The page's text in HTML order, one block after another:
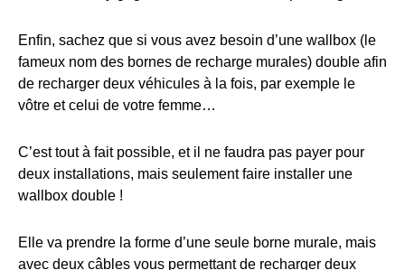
Enfin, sachez que si vous avez besoin d’une wallbox (le
fameux nom des bornes de recharge murales) double afin
de recharger deux véhicules à la fois, par exemple le
vôtre et celui de votre femme…
C’est tout à fait possible, et il ne faudra pas payer pour
deux installations, mais seulement faire installer une
wallbox double !
Elle va prendre la forme d’une seule borne murale, mais
avec deux câbles vous permettant de recharger deux